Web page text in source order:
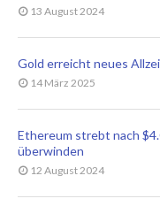
13 August 2024
Gold erreicht neues
14 März 2025
Ethereum strebt nach
überwinden
12 August 2024